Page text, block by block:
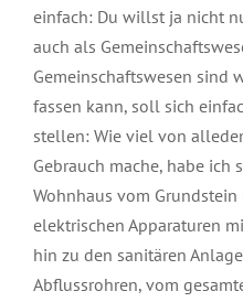
einfach: Du willst ja nicht
auch als
Gemeinschaftswesen sind
fassen kann, soll sich
stellen: Wie viel von
Gebrauch mache, habe ich
Wohnhaus vom
elektrischen Apparaturen
hin zu den sanitären
Abflussrohren, vom